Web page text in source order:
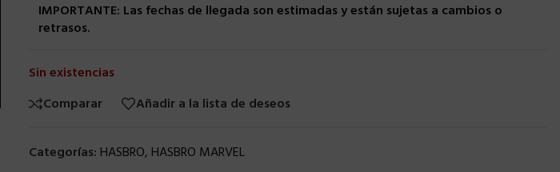
IMPORTANTE: Las fechas de llegada son estimadas y están sujetas a cambios o
retrasos.
Sin existencias
Comparar
Añadir a la lista de deseos
Categorías: HASBRO, HASBRO MARVEL